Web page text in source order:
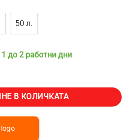
50 л.
до 2 работни дни
VEVOR V558-20, Вместимост 20
В КОЛИЧКАТА